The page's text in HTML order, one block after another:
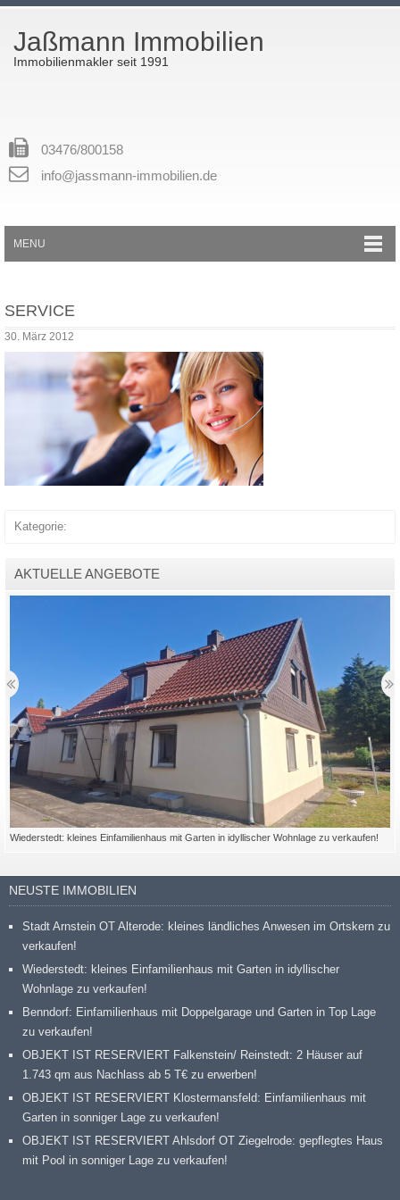
Jaßmann Immobilien
Immobilienmakler seit 1991
03476/800158
info@jassmann-immobilien.de
MENU
SERVICE
30. März 2012
Kategorie:
AKTUELLE ANGEBOTE
Wiederstedt: kleines Einfamilienhaus mit Garten in idyllischer Wohnlage zu verkaufen!
NEUSTE IMMOBILIEN
Stadt Arnstein OT Alterode: kleines ländliches Anwesen im Ortskern zu
verkaufen!
Wiederstedt: kleines Einfamilienhaus mit Garten in idyllischer
Wohnlage zu verkaufen!
Benndorf: Einfamilienhaus mit Doppelgarage und Garten in Top Lage
zu verkaufen!
OBJEKT IST RESERVIERT Falkenstein/ Reinstedt: 2 Häuser auf
1.743 qm aus Nachlass ab 5 T€ zu erwerben!
OBJEKT IST RESERVIERT Klostermansfeld: Einfamilienhaus mit
Garten in sonniger Lage zu verkaufen!
OBJEKT IST RESERVIERT Ahlsdorf OT Ziegelrode: gepflegtes Haus
mit Pool in sonniger Lage zu verkaufen!